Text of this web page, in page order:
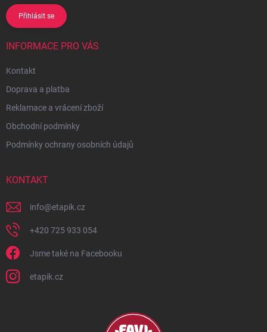
Přihlásit se
INFORMACE PRO VÁS
Kontakt
Doprava a platba
Reklamace a vrácení zboží
Obchodní podmínky
Podmínky ochrany osobních údajů
KONTAKT
info@etapik.cz
+420 725 933 054
Jsme také na Facebooku
etapik.cz